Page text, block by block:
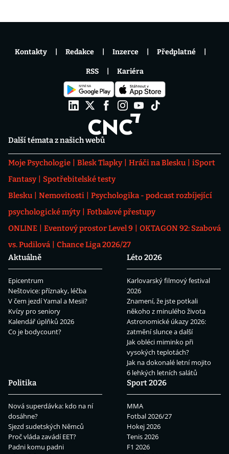
Další témata z našich webů
Moje Psychologie Blesk Tlapky Hráči na Blesku
iSport
Fantasy
Spotřebitelské testy
Blesku
Nemovitosti
Psychologika - podcast rozbíjející
psychologické mýty
Fotbalové přestupy
ONLINE
Eventový prostor Level 9
OKTAGON 92: Szabová
vs. Pudilová
Chance Liga 2026/27
Aktuálně
Epicentrum
Neštovice: příznaky, léčba
V čem jezdí Yamal a Mesii?
Kvízy pro seniory
Kalendář úplňků 2026
Co je bodycount?
Léto 2026
Karlovarský filmový festival
2026
Znamení, že jste potkali
někoho z minulého života
Astronomické úkazy 2026:
zatmění slunce a další
Jak obléci miminko při
vysokých teplotách?
Jak na dokonalé letní mojito
6 lehkých letních salátů
Politika
Nová superdávka: kdo na ní
dosáhne?
Sjezd sudetských Němců
Proč vláda zavádí EET?
Padni komu padni
Sport 2026
MMA
Fotbal 2026/27
Hokej 2026
Tenis 2026
F1 2026
Kontakty Redakce Inzerce Předplatné
RSS Kariéra